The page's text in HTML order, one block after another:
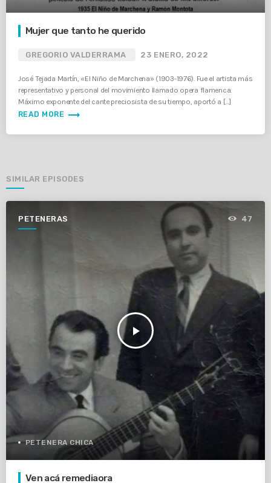
Mujer que tanto he querido
GREGORIO VALDERRAMA 23 ENERO, 2022
José Tejada Martín, «El Niño de Marchena» (1903-1976). Fue el artista más
representativo y personal del movimiento llamado opera flamenca.
Máximo exponente del cante preciosista de su tiempo, aportó a […]
READ MORE trending_flat
SIMILAR EPISODES
PETENERAS
play_arrow
47
PETENERA CHICA
Ven acá remediaora